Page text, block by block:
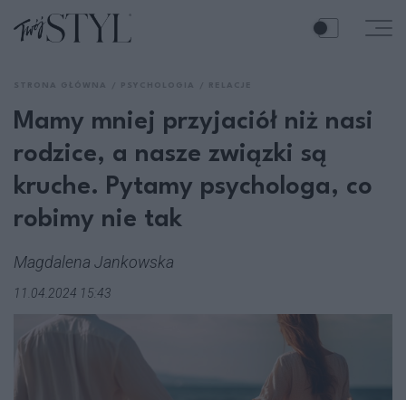
Mamy mniej przyjaciół niż nasi
rodzice, a nasze związki są
kruche. Pytamy psychologa, co
robimy nie tak
Magdalena Jankowska
11.04.2024 15:43